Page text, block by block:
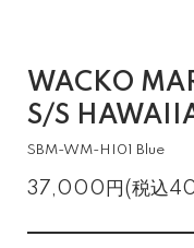
WACKO
S/S
SBM-WM-HI01 Blue
37,000円(税込